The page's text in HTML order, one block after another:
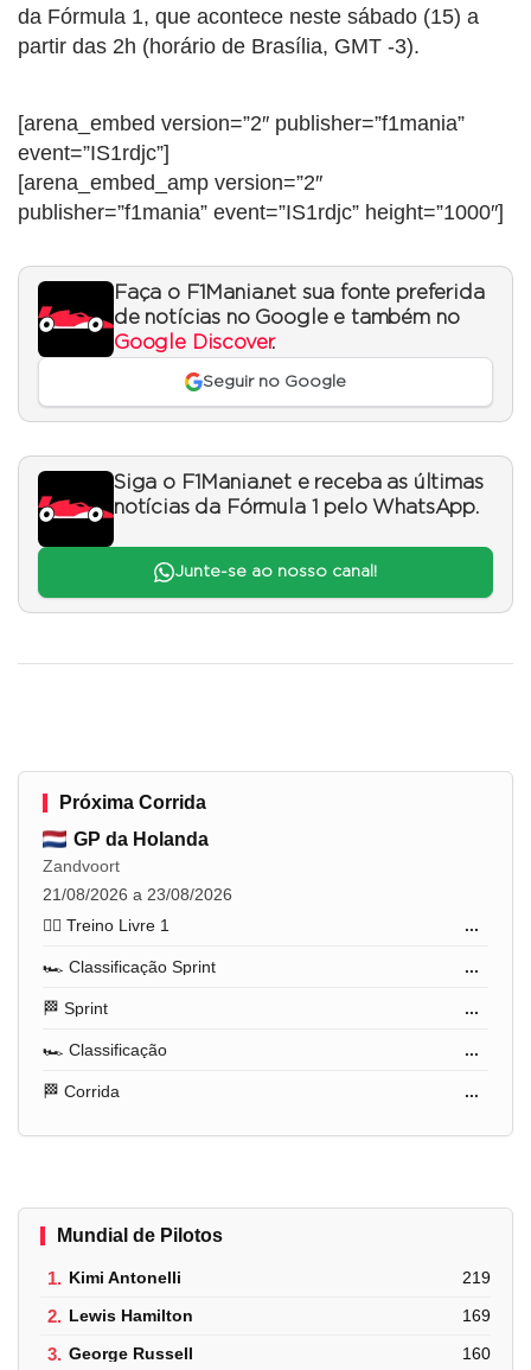
da Fórmula 1, que acontece neste sábado (15) a
partir das 2h (horário de Brasília, GMT -3).
[arena_embed version=”2″ publisher=”f1mania”
event=”IS1rdjc”]
[arena_embed_amp version=”2″
publisher=”f1mania” event=”IS1rdjc” height=”1000″]
Faça o F1Mania.net sua fonte preferida
de notícias no Google e também no
Google Discover.
Seguir no Google
Siga o F1Mania.net e receba as últimas
notícias da Fórmula 1 pelo WhatsApp.
Junte-se ao nosso canal!
Próxima Corrida
GP da Holanda
Zandvoort
21/08/2026 a 23/08/2026
🏋️‍♂️ Treino Livre 1
...
🏎️ Classificação Sprint ...
🏁 Sprint ...
🏎️ Classificação ...
🏁 Corrida ...
Mundial de Pilotos
1. Kimi Antonelli 219
2. Lewis Hamilton 169
3. George Russell 160